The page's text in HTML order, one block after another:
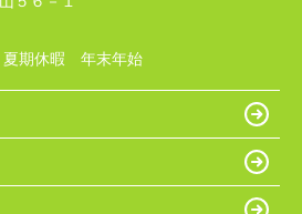
夏期休暇 年末年始